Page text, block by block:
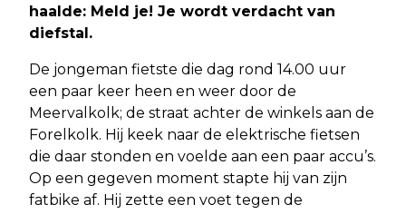
haalde: Meld je! Je wordt verdacht van
diefstal.
De jongeman fietste die dag rond 14.00 uur
een paar keer heen en weer door de
Meervalkolk; de straat achter de winkels aan de
Forelkolk. Hij keek naar de elektrische fietsen
die daar stonden en voelde aan een paar accu’s.
Op een gegeven moment stapte hij van zijn
fatbike af. Hij zette een voet tegen de